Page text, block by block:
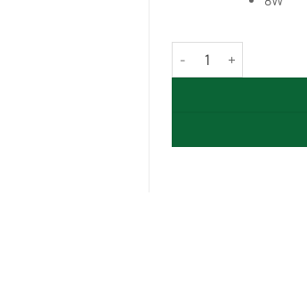
Đèn LED Âm Trần